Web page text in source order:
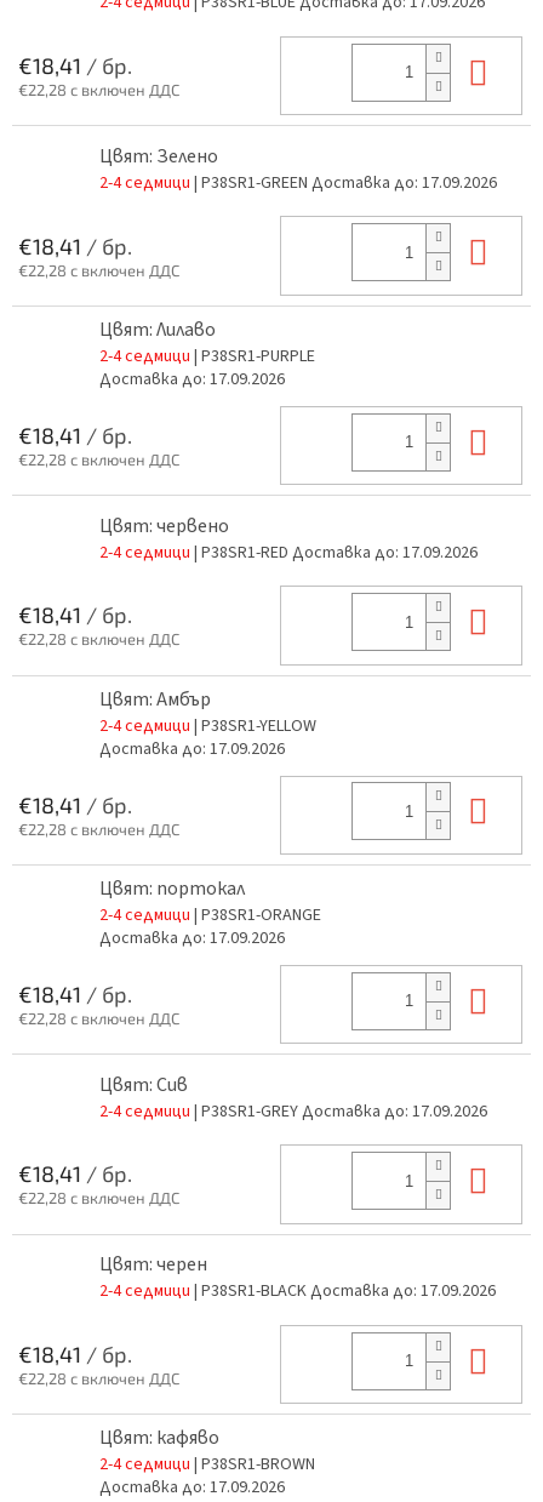
€18,41 / бр.
€22,28 с включен ДДС
Цвят: Зелено
2-4 седмици | P38SR1-GREEN Доставка до: 17.09.2026
€18,41 / бр.
€22,28 с включен ДДС
Цвят: Лилаво
2-4 седмици | P38SR1-PURPLE
Доставка до: 17.09.2026
€18,41 / бр.
€22,28 с включен ДДС
Цвят: червено
2-4 седмици | P38SR1-RED Доставка до: 17.09.2026
€18,41 / бр.
€22,28 с включен ДДС
Цвят: Амбър
2-4 седмици | P38SR1-YELLOW
Доставка до: 17.09.2026
€18,41 / бр.
€22,28 с включен ДДС
Цвят: портокал
2-4 седмици | P38SR1-ORANGE
Доставка до: 17.09.2026
€18,41 / бр.
€22,28 с включен ДДС
Цвят: Сив
2-4 седмици | P38SR1-GREYДоставка до: 17.09.2026
€18,41 / бр.
€22,28 с включен ДДС
Цвят: черен
2-4 седмици | P38SR1-BLACKДоставка до: 17.09.2026
€18,41 / бр.
€22,28 с включен ДДС
Цвят: кафяво
2-4 седмици | P38SR1-BROWN
Доставка до: 17.09.2026